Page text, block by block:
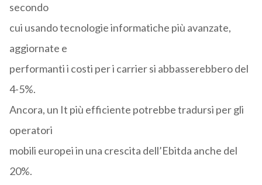
secondo
cui usando tecnologie informatiche più avanzate,
aggiornate e
performanti i costi per i carrier si abbasserebbero del
4-5%.
Ancora, un It più efficiente potrebbe tradursi per gli
operatori
mobili europei in una crescita dell’Ebitda anche del
20%.